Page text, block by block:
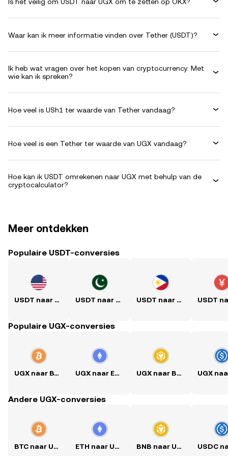
Waar kan ik meer informatie vinden over Tether (USDT)?
Ik heb wat vragen over het kopen van cryptocurrency. Met
wie kan ik spreken?
Hoe veel is USh1 ter waarde van Tether vandaag?
Hoe veel is een Tether ter waarde van UGX vandaag?
Hoe kan ik USDT omrekenen naar UGX met behulp van de
cryptocalculator?
Meer ontdekken
Populaire USDT-conversies
USDT naar USD USDT naar PKR USDT naar PHP
Populaire UGX-conversies
UGX naar BTC UGX naar ETH UGX naar BNB
Andere UGX-conversies
BTC naar UGX ETH naar UGX BNB naar UGX